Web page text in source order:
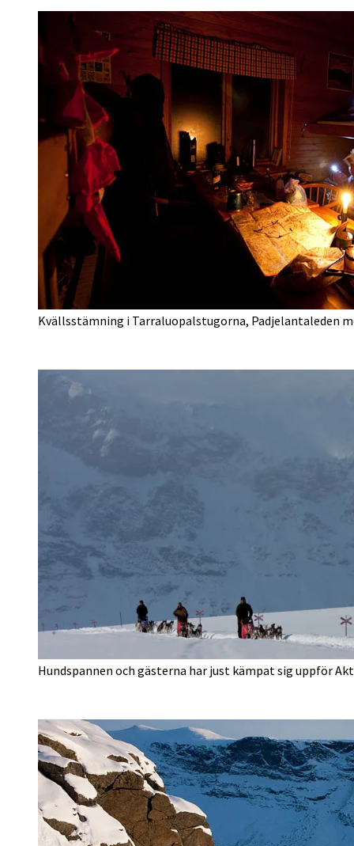
Kvällsstämning i Tarraluopalstugorna, Padjelantaleden
Hundspannen och gästerna har just kämpat sig uppför